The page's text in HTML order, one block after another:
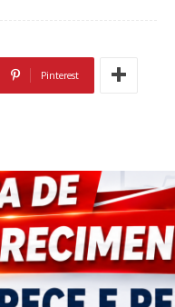
Pinterest